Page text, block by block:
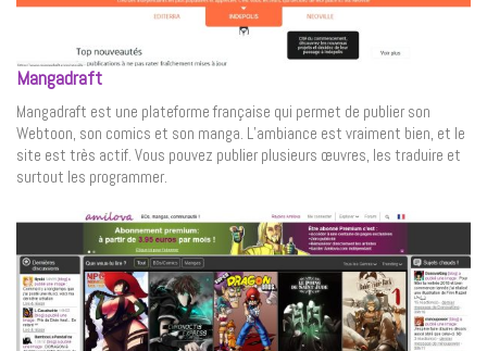
Mangadraft
Mangadraft est une plateforme française qui permet de publier son
Webtoon, son comics et son manga. L’ambiance est vraiment bien, et le
site est très actif. Vous pouvez publier plusieurs œuvres, les traduire et
surtout les programmer.